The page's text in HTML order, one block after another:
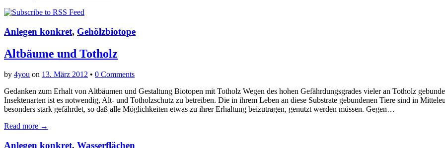
Anlegen konkret, Gehölzbiotope
Altbäume und Totholz
by 4you on 13. März 2012 • 0 Comments
Gedanken zum Erhalt von Altbäumen und Gestaltung Biotopen mit Totholz Wegen des hohen Gefährdungsgrades vieler an Totholz
Insektenarten ist es notwendig, Alt- und Totholzschutz zu betreiben. Die in ihrem Leben an diese Substrate gebundenen Tiere sind in
besonders stark gefährdet, so daß alle Möglichkeiten etwas zu ihrer Erhaltung beizutragen, genutzt werden müssen. Gegen…
Read more →
Anlegen konkret, Wasserflächen